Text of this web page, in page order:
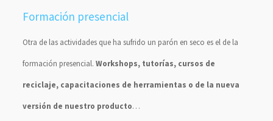
Formación presencial
Otra de las actividades que ha sufrido un parón en seco es el de la
formación presencial. Workshops, tutorías, cursos de
reciclaje, capacitaciones de herramientas o de la nueva
versión de nuestro producto…